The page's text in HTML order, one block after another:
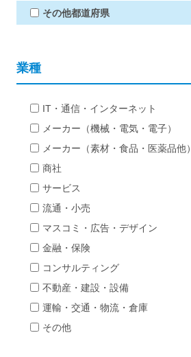
その他都道府県
業種
IT・通信・インターネット
メーカー（機械・電気・電子）
メーカー（素材・食品・医薬品他）
商社
サービス
流通・小売
マスコミ・広告・デザイン
金融・保険
コンサルティング
不動産・建設・設備
運輸・交通・物流・倉庫
その他